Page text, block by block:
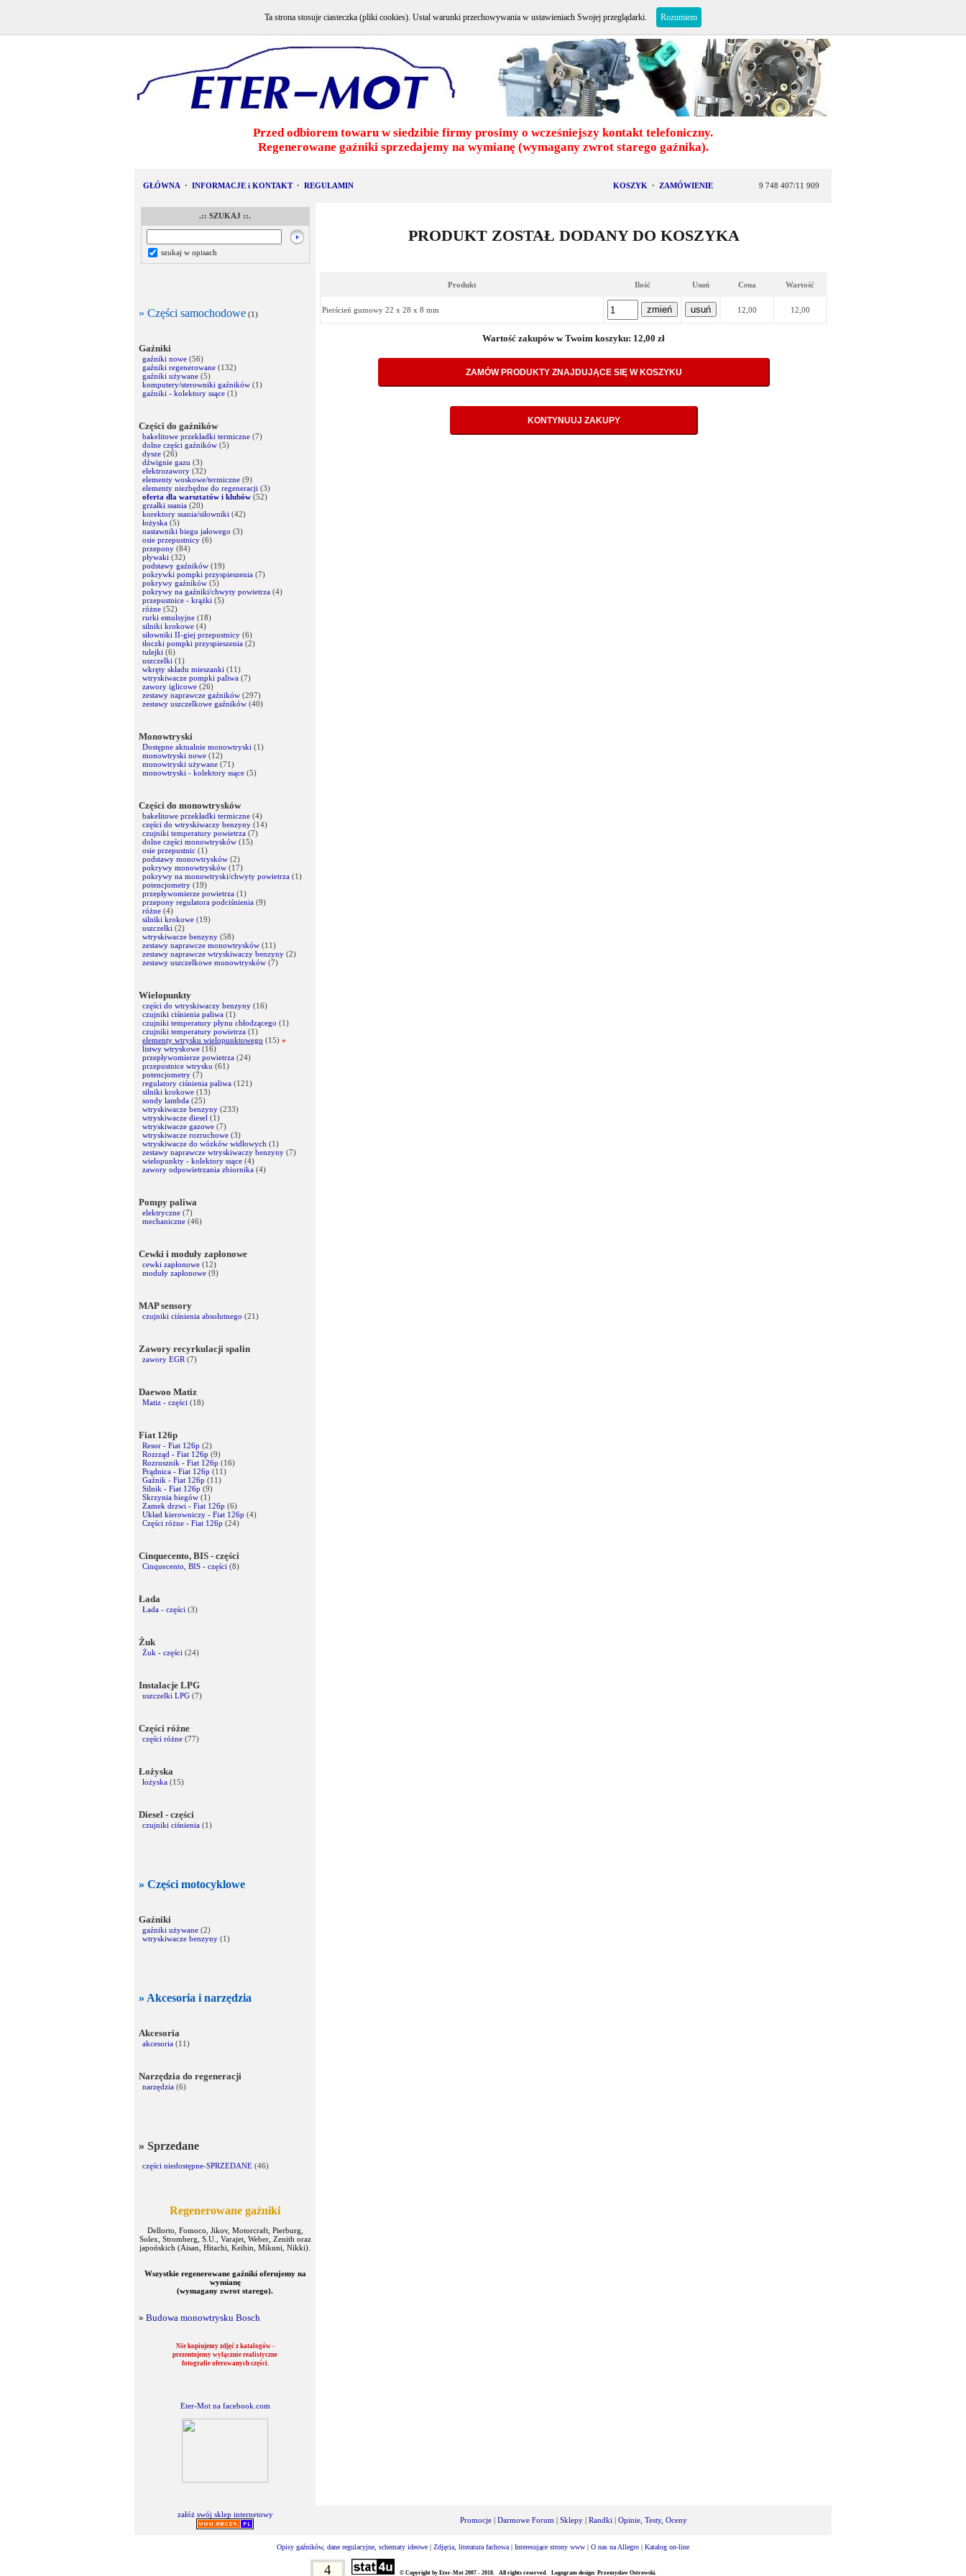
Przed odbiorem towaru w siedzibie firmy prosimy o wcześniejszy kontakt telefoniczny.
Regenerowane gaźniki sprzedajemy na wymianę (wymagany zwrot starego gaźnika).
GŁÓWNA · INFORMACJE i KONTAKT · REGULAMIN KOSZYK · ZAMÓWIENIE 9 748 407/11 909
.:: SZUKAJ ::.
szukaj w opisach
» Części samochodowe (1)
Gaźniki
gaźniki nowe (56)
gaźniki regenerowane (132)
gaźniki używane (5)
komputery/sterowniki gaźników (1)
gaźniki - kolektory ssące (1)
Części do gaźników
bakelitowe przekładki termiczne (7)
dolne części gaźników (5)
dysze (26)
dźwignie gazu (3)
elektrozawory (32)
elementy woskowe/termiczne (9)
elementy niezbędne do regeneracji (3)
oferta dla warsztatów i klubów (52)
grzałki ssania (20)
korektory ssania/siłowniki (42)
łożyska (5)
nastawniki biegu jałowego (3)
osie przepustnicy (6)
przepony (84)
pływaki (32)
podstawy gaźników (19)
pokrywki pompki przyspieszenia (7)
pokrywy gaźników (5)
pokrywy na gaźniki/chwyty powietrza (4)
przepustnice - krążki (5)
różne (52)
rurki emulsyjne (18)
silniki krokowe (4)
siłowniki II-giej przepustnicy (6)
tłoczki pompki przyspieszenia (2)
tulejki (6)
uszczelki (1)
wkręty składu mieszanki (11)
wtryskiwacze pompki paliwa (7)
zawory iglicowe (26)
zestawy naprawcze gaźników (297)
zestawy uszczelkowe gaźników (40)
Monowtryski
Dostępne aktualnie monowtryski (1)
monowtryski nowe (12)
monowtryski używane (71)
monowtryski - kolektory ssące (5)
Części do monowtrysków
bakelitowe przekładki termiczne (4)
części do wtryskiwaczy benzyny (14)
czujniki temperatury powietrza (7)
dolne części monowtrysków (15)
osie przepustnic (1)
podstawy monowtrysków (2)
pokrywy monowtrysków (17)
pokrywy na monowtryski/chwyty powietrza (1)
potencjometry (19)
przepływomierze powietrza (1)
przepony regulatora podciśnienia (9)
różne (4)
silniki krokowe (19)
uszczelki (2)
wtryskiwacze benzyny (58)
zestawy naprawcze monowtrysków (11)
zestawy naprawcze wtryskiwaczy benzyny (2)
zestawy uszczelkowe monowtrysków (7)
Wielopunkty
części do wtryskiwaczy benzyny (16)
czujniki ciśnienia paliwa (1)
czujniki temperatury płynu chłodzącego (1)
czujniki temperatury powietrza (1)
elementy wtrysku wielopunktowego (15) »
listwy wtryskowe (16)
przepływomierze powietrza (24)
przepustnice wtrysku (61)
potencjometry (7)
regulatory ciśnienia paliwa (121)
silniki krokowe (13)
sondy lambda (25)
wtryskiwacze benzyny (233)
wtryskiwacze diesel (1)
wtryskiwacze gazowe (7)
wtryskiwacze rozruchowe (3)
wtryskiwacze do wózków widłowych (1)
zestawy naprawcze wtryskiwaczy benzyny (7)
wielopunkty - kolektory ssące (4)
zawory odpowietrzania zbiornika (4)
Pompy paliwa
elektryczne (7)
mechaniczne (46)
Cewki i moduły zapłonowe
cewki zapłonowe (12)
moduły zapłonowe (9)
MAP sensory
czujniki ciśnienia absolutnego (21)
Zawory recyrkulacji spalin
zawory EGR (7)
Daewoo Matiz
Matiz - części (18)
Fiat 126p
Resor - Fiat 126p (2)
Rozrząd - Fiat 126p (9)
Rozrusznik - Fiat 126p (16)
Prądnica - Fiat 126p (11)
Gaźnik - Fiat 126p (11)
Silnik - Fiat 126p (9)
Skrzynia biegów (1)
Zamek drzwi - Fiat 126p (6)
Układ kierowniczy - Fiat 126p (4)
Części różne - Fiat 126p (24)
Cinquecento, BIS - części
Cinquecento, BIS - części (8)
Łada
Łada - części (3)
Żuk
Żuk - części (24)
Instalacje LPG
uszczelki LPG (7)
Części różne
części różne (77)
Łożyska
łożyska (15)
Diesel - części
czujniki ciśnienia (1)
» Części motocyklowe
Gaźniki
gaźniki używane (2)
wtryskiwacze benzyny (1)
» Akcesoria i narzędzia
Akcesoria
akcesoria (11)
Narzędzia do regeneracji
narzędzia (6)
» Sprzedane
części niedostępne-SPRZEDANE (46)
Regenerowane gaźniki
Dellorto, Fomoco, Jikov, Motorcraft, Pierburg,
Solex, Stromberg, S.U., Varajet, Weber, Zenith oraz
japońskich (Aisan, Hitachi, Keihin, Mikuni, Nikki).
Wszystkie regenerowane gaźniki oferujemy na
wymianę
(wymagany zwrot starego).
» Budowa monowtrysku Bosch
Nie kopiujemy zdjęć z katalogów -
prezentujemy wyłącznie realistyczne
fotografie oferowanych części.
Eter-Mot na facebook.com
PRODUKT ZOSTAŁ DODANY DO KOSZYKA
Produkt Ilość Usuń Cena Wartość
Pierścień gumowy 22 x 28 x 8 mm 12,00 12,00
Wartość zakupów w Twoim koszyku: 12,00 zł
załóż swój sklep internetowy
Promocje | Darmowe Forum | Sklepy | Randki | Opinie, Testy, Oceny
Opisy gaźników, dane regulacyjne, schematy ideowe | Zdjęcia, literatura fachowa | Interesujące strony www | O nas na Allegro | Katalog on-line
4 © Copyright by Eter-Mot 2007 - 2018. All rights reserved. Logogram design: Przemysław Ostrowski.
Ta strona stosuje ciasteczka (pliki cookies). Ustal warunki przechowywania w ustawieniach Swojej przeglądarki. Rozumiem